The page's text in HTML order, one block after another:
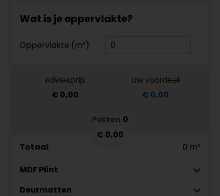
Wat is je oppervlakte?
Oppervlakte (m²)
Adviesprijs
€ 0,00
Uw voordeel
€ 0,00
Pakken 0
€ 0,00
Totaal
0 m²
MDF Plint
7 cm
Deurmatten